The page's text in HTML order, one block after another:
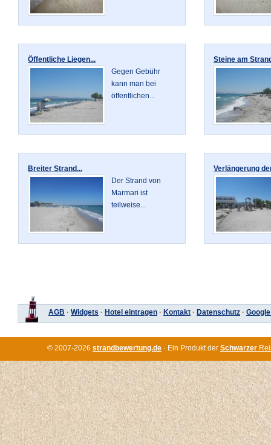
Öffentliche Liegen...
Gegen Gebühr
kann man bei
öffentlichen...
Steine am
Breiter Strand...
Der Strand von
Marmari ist
teilweise...
Verlängerung
AGB · Widgets · Hotel eintragen · Kontakt · Datenschutz ·
© 2007-2026 strandbewertung.de · Ein Produkt der Schwarzer